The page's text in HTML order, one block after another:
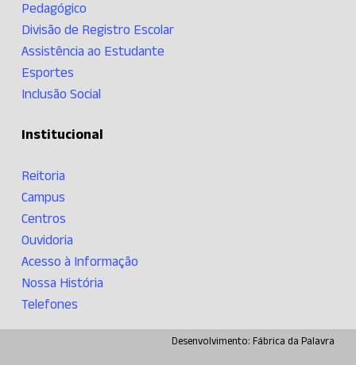
Pedagógico
Divisão de Registro Escolar
Assistência ao Estudante
Esportes
Inclusão Social
Institucional
Reitoria
Campus
Centros
Ouvidoria
Acesso à Informação
Nossa História
Telefones
Desenvolvimento: Fábrica da Palavra